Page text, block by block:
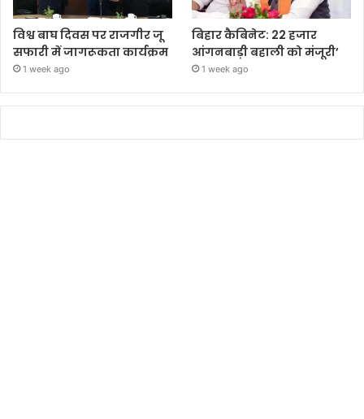
विश्व बाघ दिवस पर राजगीर जू
सफारी में जागरूकता कार्यक्रम
1 week ago
बिहार कैबिनेट: 22 हजार
आंगनबाड़ी बहाली को मंजूरी’
1 week ago